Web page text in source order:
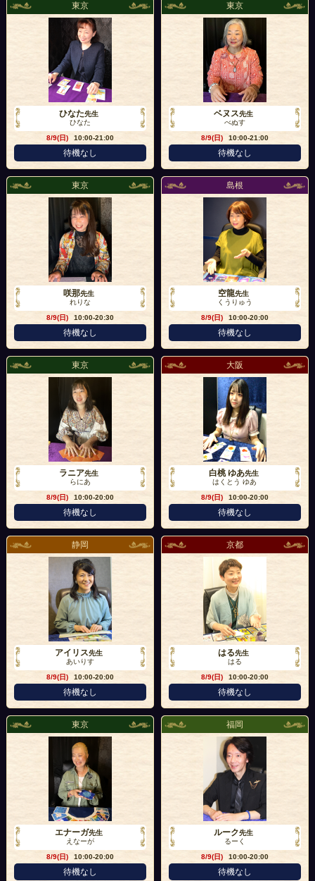
東京
ひなた先生
ひなた
8/9(日)
10:00-21:00
待機なし
東京
ベヌス先生
べぬす
8/9(日)
10:00-21:00
待機なし
東京
咲那先生
れりな
8/9(日)
10:00-20:30
待機なし
島根
空龍先生
くうりゅう
8/9(日)
10:00-20:00
待機なし
東京
ラニア先生
らにあ
8/9(日)
10:00-20:00
待機なし
大阪
白桃 ゆあ先生
はくとう ゆあ
8/9(日)
10:00-20:00
待機なし
静岡
アイリス先生
あいりす
8/9(日)
10:00-20:00
待機なし
京都
はる先生
はる
8/9(日)
10:00-20:00
待機なし
東京
エナーガ先生
えなーが
8/9(日)
10:00-20:00
待機なし
福岡
ルーク先生
るーく
8/9(日)
10:00-20:00
待機なし